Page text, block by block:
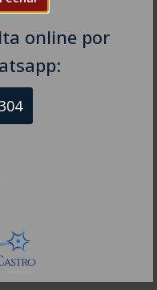
online por
Destinado ao
– SP